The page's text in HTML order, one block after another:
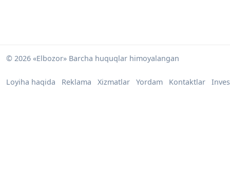
© 2026 «Elbozor» Barcha huquqlar himoyalangan
Loyiha haqida Reklama Xizmatlar Yordam Kontaktlar